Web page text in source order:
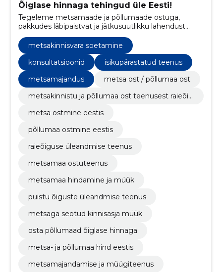
Õiglase hinnaga tehingud üle Eesti!
Tegeleme metsamaade ja põllumaade ostuga,
pakkudes läbipaistvat ja jätkusuutlikku lahendust
maatehingutes.
metsakinnisvara soetamine
konsultatsioonid
isikupärastatud teenus
metsamajandus
metsa ost / põllumaa ost
metsakinnistu ja põllumaa ost teenusest raieõig
metsa ostmine eestis
põllumaa ostmine eestis
raieõiguse üleandmise teenus
metsamaa ostuteenus
metsamaa hindamine ja müük
puistu õiguste üleandmise teenus
metsaga seotud kinnisasja müük
osta põllumaad õiglase hinnaga
metsa- ja põllumaa hind eestis
metsamajandamise ja müügiteenus